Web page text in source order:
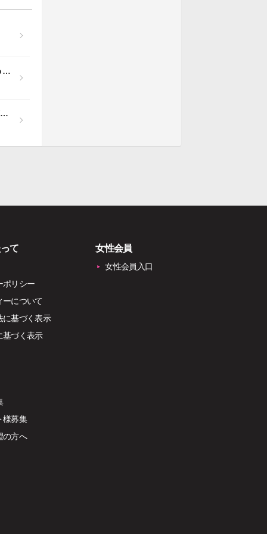
5/11(日)☆ひめちゃ☆ちゃん×みらちゃんDS企画「ひめちゃhappybirthday」開催！
3/14(金) こまっちゃん×か け るちゃんDS企画【1時間限定バースデーDS】開催！
て
ポリシー
ーについて
に基づく表示
基づく表示
様募集
の方へ
女性会員
女性会員入口